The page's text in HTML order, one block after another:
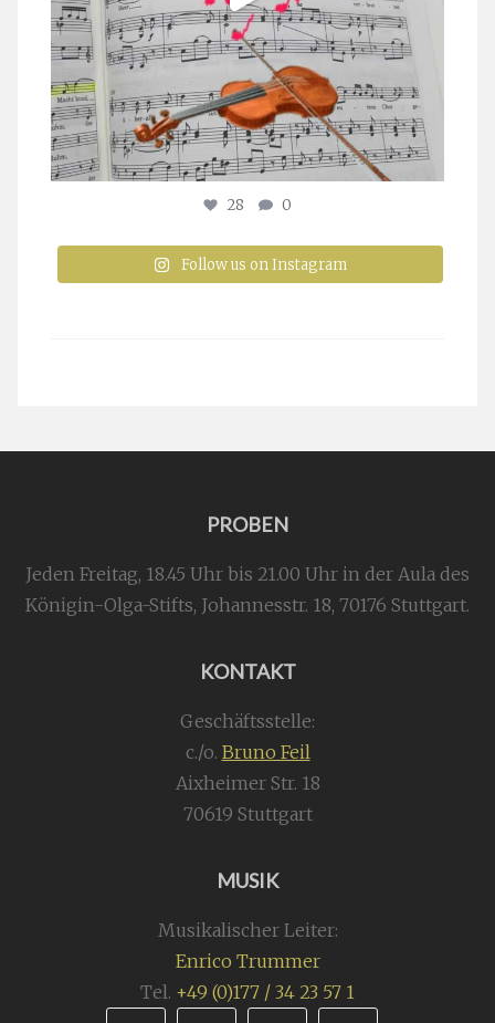
28 0
Follow us on Instagram
PROBEN
Jeden Freitag, 18.45 Uhr bis 21.00 Uhr in der Aula des
Königin-Olga-Stifts, Johannesstr. 18, 70176 Stuttgart.
KONTAKT
Geschäftsstelle:
c./o. Bruno Feil
Aixheimer Str. 18
70619 Stuttgart
MUSIK
Musikalischer Leiter:
Enrico Trummer
Tel. +49 (0)177 / 34 23 57 1